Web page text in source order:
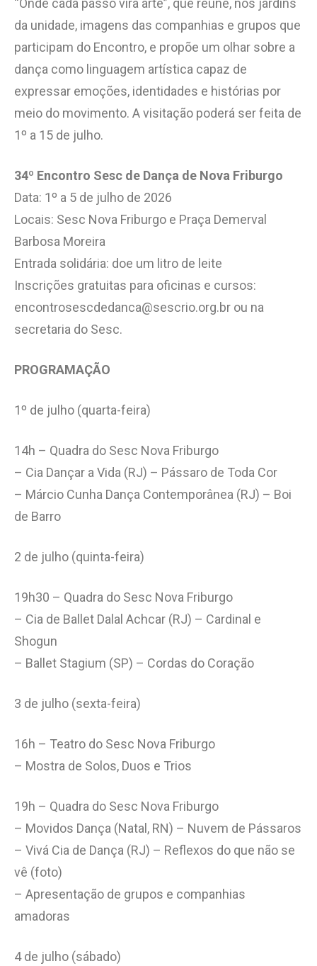
“Onde cada passo vira arte”, que reúne, nos jardins
da unidade, imagens das companhias e grupos que
participam do Encontro, e propõe um olhar sobre a
dança como linguagem artística capaz de
expressar emoções, identidades e histórias por
meio do movimento. A visitação poderá ser feita de
1º a 15 de julho.
34º Encontro Sesc de Dança de Nova Friburgo
Data: 1º a 5 de julho de 2026
Locais: Sesc Nova Friburgo e Praça Demerval
Barbosa Moreira
Entrada solidária: doe um litro de leite
Inscrições gratuitas para oficinas e cursos:
encontrosescdedanca@sescrio.org.br ou na
secretaria do Sesc.
PROGRAMAÇÃO
1º de julho (quarta-feira)
14h – Quadra do Sesc Nova Friburgo
– Cia Dançar a Vida (RJ) – Pássaro de Toda Cor
– Márcio Cunha Dança Contemporânea (RJ) – Boi
de Barro
2 de julho (quinta-feira)
19h30 – Quadra do Sesc Nova Friburgo
– Cia de Ballet Dalal Achcar (RJ) – Cardinal e
Shogun
– Ballet Stagium (SP) – Cordas do Coração
3 de julho (sexta-feira)
16h – Teatro do Sesc Nova Friburgo
– Mostra de Solos, Duos e Trios
19h – Quadra do Sesc Nova Friburgo
– Movidos Dança (Natal, RN) – Nuvem de Pássaros
– Vivá Cia de Dança (RJ) – Reflexos do que não se
vê (foto)
– Apresentação de grupos e companhias
amadoras
4 de julho (sábado)